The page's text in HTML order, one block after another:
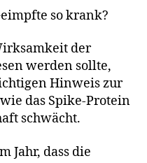
so krank?
der
werden sollte,
Hinweis zur
das Spike-Protein
schwächt.
Jahr, dass die